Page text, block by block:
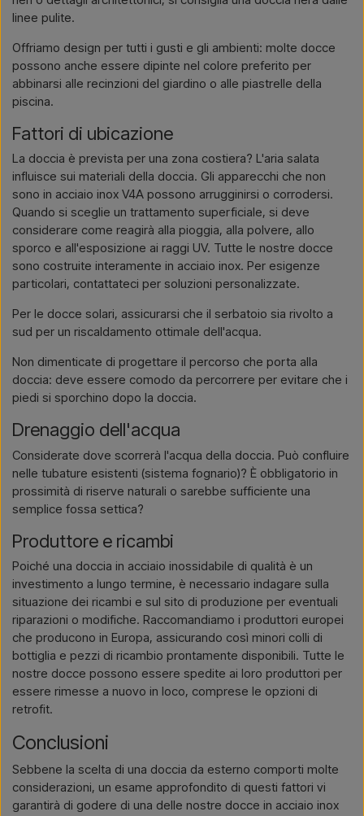
linee pulite.
Offriamo design per tutti i gusti e gli ambienti: molte docce
possono anche essere dipinte nel colore preferito per
abbinarsi alle recinzioni del giardino o alle piastrelle della
piscina.
Fattori di ubicazione
La doccia è prevista per una zona costiera? L'aria salata
influisce sui materiali della doccia. Gli apparecchi che non
sono in acciaio inox V4A possono arrugginirsi o corrodersi.
Quando si sceglie un trattamento superficiale, si deve
considerare come reagirà alla pioggia, alla polvere, allo
sporco e all'esposizione ai raggi UV. Tutte le nostre docce
sono costruite interamente in acciaio inox. Per esigenze
particolari, contattateci per soluzioni personalizzate.
Per le docce solari, assicurarsi che il serbatoio sia rivolto a
sud per un riscaldamento ottimale dell'acqua.
Non dimenticate di progettare il percorso che porta alla
doccia: deve essere comodo da percorrere per evitare che i
piedi si sporchino dopo la doccia.
Drenaggio dell'acqua
Considerate dove scorrerà l'acqua della doccia. Può confluire
nelle tubature esistenti (sistema fognario)? È obbligatorio in
prossimità di riserve naturali o sarebbe sufficiente una
semplice fossa settica?
Produttore e ricambi
Poiché una doccia in acciaio inossidabile di qualità è un
investimento a lungo termine, è necessario indagare sulla
situazione dei ricambi e sul sito di produzione per eventuali
riparazioni o modifiche. Raccomandiamo i produttori europei
che producono in Europa, assicurando così minori colli di
bottiglia e pezzi di ricambio prontamente disponibili. Tutte le
nostre docce possono essere spedite ai loro produttori per
essere rimesse a nuovo in loco, comprese le opzioni di
retrofit.
Conclusioni
Sebbene la scelta di una doccia da esterno comporti molte
considerazioni, un esame approfondito di questi fattori vi
garantirà di godere di una delle nostre docce in acciaio inox